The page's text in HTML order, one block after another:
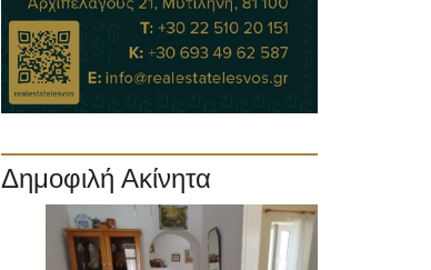
Δημοφιλή Ακίνητα